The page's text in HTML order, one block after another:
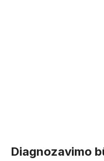
Diagnozavimo